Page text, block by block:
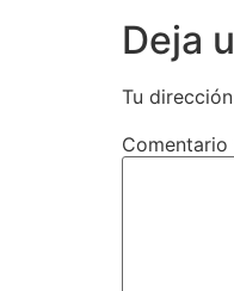
Deja
Tu
Comentario